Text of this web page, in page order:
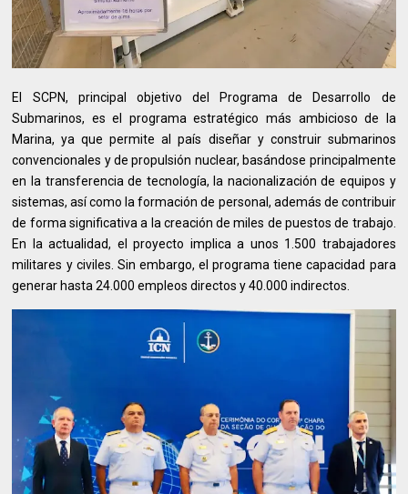
El SCPN, principal objetivo del Programa de Desarrollo de
Submarinos, es el programa estratégico más ambicioso de la
Marina, ya que permite al país diseñar y construir submarinos
convencionales y de propulsión nuclear, basándose principalmente
en la transferencia de tecnología, la nacionalización de equipos y
sistemas, así como la formación de personal, además de contribuir
de forma significativa a la creación de miles de puestos de trabajo.
En la actualidad, el proyecto implica a unos 1.500 trabajadores
militares y civiles. Sin embargo, el programa tiene capacidad para
generar hasta 24.000 empleos directos y 40.000 indirectos.